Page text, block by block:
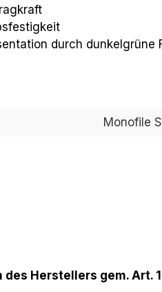
durch dunkelgrüne
Monofile
Herstellers gem. Art.